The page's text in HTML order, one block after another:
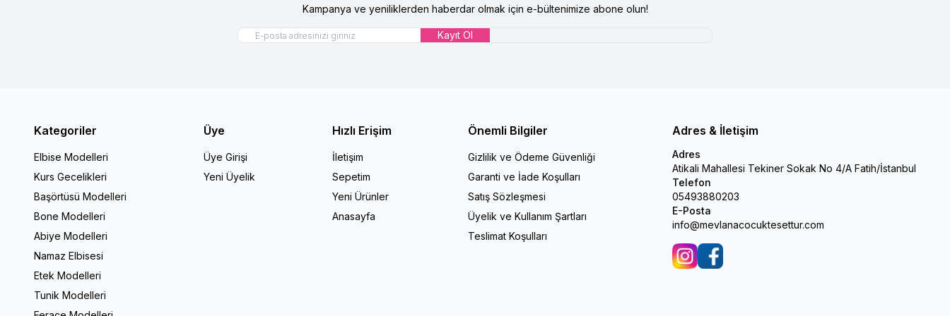
Kampanya ve yeniliklerden haberdar olmak için e-bültenimize abone olun!
Kayıt Ol
Kategoriler
Elbise Modelleri
Kurs Gecelikleri
Başörtüsü Modelleri
Bone Modelleri
Abiye Modelleri
Namaz Elbisesi
Etek Modelleri
Tunik Modelleri
Üye
Üye Girişi
Yeni Üyelik
Hızlı Erişim
İletişim
Sepetim
Yeni Ürünler
Anasayfa
Önemli Bilgiler
Gizlilik ve Ödeme Güvenliği
Garanti ve İade Koşulları
Satış Sözleşmesi
Üyelik ve Kullanım Şartları
Teslimat Koşulları
Adres & İletişim
Adres
Atikali Mahallesi Tekiner Sokak No 4/A Fatih/İstanbul
Telefon
05493880203
E-Posta
info@mevlanacocuktesettur.com
İnstagramFacebook